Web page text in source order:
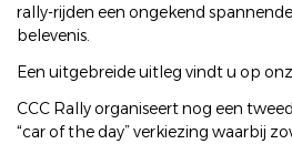
rally-rijden een ongekend
belevenis.
Een uitgebreide uitleg vindt u op
CCC Rally organiseert nog een
“car of the day” verkiezing waarbij